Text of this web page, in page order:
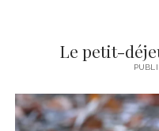
Le petit-